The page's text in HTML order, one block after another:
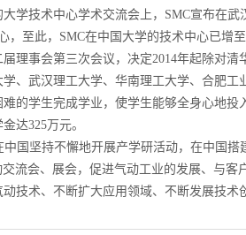
学技术中心学术交流会上，SMC宣布在
至此，SMC在中国大学的技术中心已增至
事会第三次会议，决定2014年起除对清
、武汉理工大学、华南理工大学、合肥
的学生完成学业，使学生能够全身心地投
达325万元。
坚持不懈地开展产学研活动，在中国搭
流会、展会，促进气动工业的发展、与
技术、不断扩大应用领域、不断发展技术